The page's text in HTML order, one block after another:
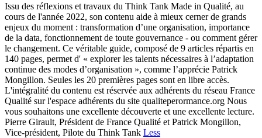
Issu des réflexions et travaux du Think Tank Made in Qualité, au
cours de l'année 2022, son contenu aide à mieux cerner de grands
enjeux du moment : transformation d’une organisation, importance
de la data, fonctionnement de toute gouvernance - ou comment gérer
le changement. Ce véritable guide, composé de 9 articles répartis en
140 pages, permet d' « explorer les talents nécessaires à l’adaptation
continue des modes d’organisation », comme l’apprécie Patrick
Mongillon. Seules les 20 premières pages sont en libre accès.
L'intégralité du contenu est réservée aux adhérents du réseau France
Qualité sur l'espace adhérents du site qualiteperormance.org Nous
vous souhaitons une excellente découverte et une excellente lecture.
Pierre Girault, Président de France Qualité et Patrick Mongillon,
Vice-président, Pilote du Think Tank Less